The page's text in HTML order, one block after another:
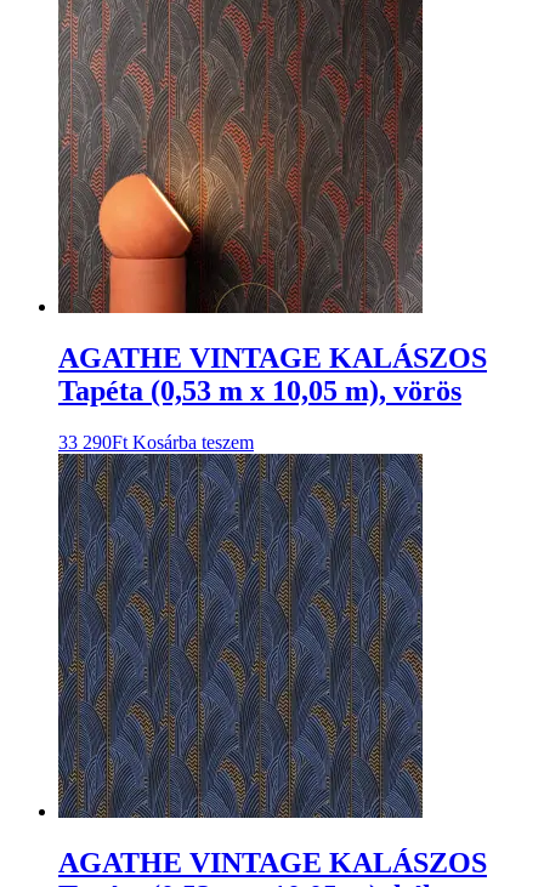
AGATHE VINTAGE KALÁSZOS
Tapéta (0,53 m x 10,05 m), vörös
33 290Ft Kosárba teszem
AGATHE VINTAGE KALÁSZOS